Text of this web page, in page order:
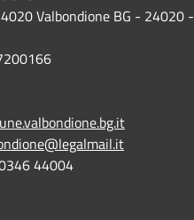
Valbondione BG - 24020 -
44004